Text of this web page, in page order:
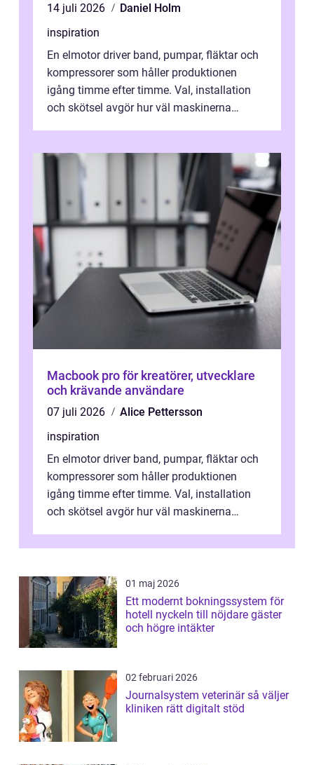
14 juli 2026
Daniel Holm
inspiration
En elmotor driver band, pumpar, fläktar och
kompressorer som håller produktionen
igång timme efter timme. Val, installation
och skötsel avgör hur väl maskinerna
Macbook pro för kreatörer, utvecklare
och krävande användare
07 juli 2026
Alice Pettersson
inspiration
En elmotor driver band, pumpar, fläktar och
kompressorer som håller produktionen
igång timme efter timme. Val, installation
och skötsel avgör hur väl maskinerna
01 maj 2026
Ett modernt bokningssystem för
hotell nyckeln till nöjdare gäster
och högre intäkter
02 februari 2026
Journalsystem veterinär så väljer
kliniken rätt digitalt stöd